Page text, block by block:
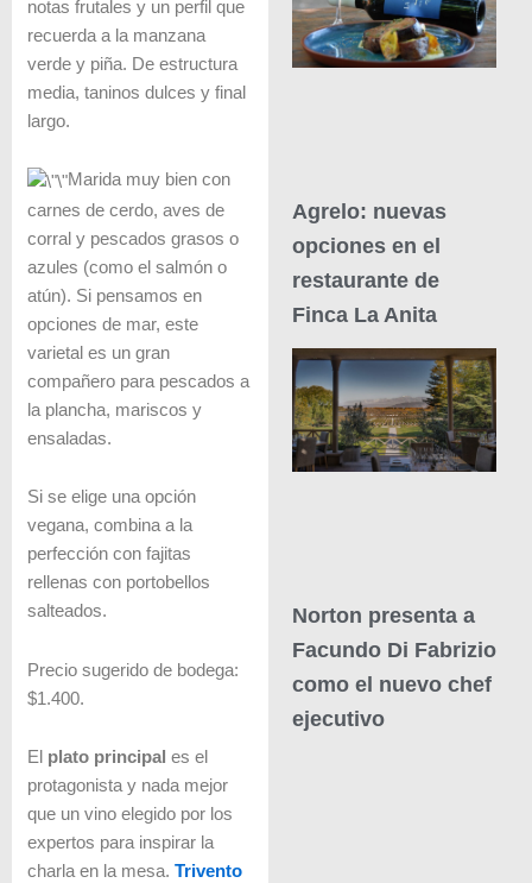
notas frutales y un perfil que
recuerda a la manzana
verde y piña. De estructura
media, taninos dulces y final
largo.
Marida muy bien con
carnes de cerdo, aves de
corral y pescados grasos o
azules (como el salmón o
atún). Si pensamos en
opciones de mar, este
varietal es un gran
compañero para pescados a
la plancha, mariscos y
ensaladas.
Si se elige una opción
vegana, combina a la
perfección con fajitas
rellenas con portobellos
salteados.
Precio sugerido de bodega:
$1.400.
El plato principal es el
protagonista y nada mejor
que un vino elegido por los
expertos para inspirar la
charla en la mesa. Trivento
Agrelo: nuevas
opciones en el
restaurante de
Finca La Anita
Norton presenta a
Facundo Di Fabrizio
como el nuevo chef
ejecutivo